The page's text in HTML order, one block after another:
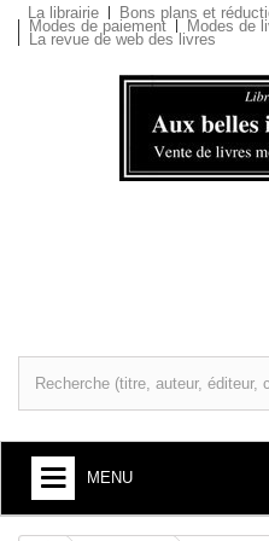
La librairie Bons plans et
Modes de paiement Modes de
La revue de web des livres
MENU